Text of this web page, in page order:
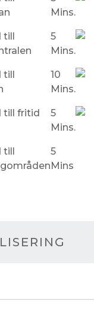
Mins.
till
5
Mins.
till
10
Mins.
till fritid
5
Mins.
till
5
Mins